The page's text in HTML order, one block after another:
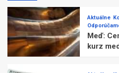
Aktuálne
Meď:
kurz